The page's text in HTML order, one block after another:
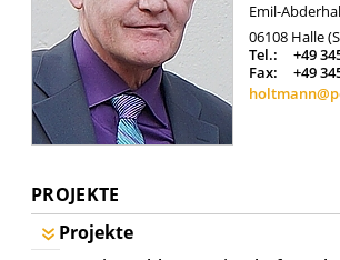
Emil-
06108 Halle
Tel.:
+49
Fax:
+49
PROJEKTE
Projekte